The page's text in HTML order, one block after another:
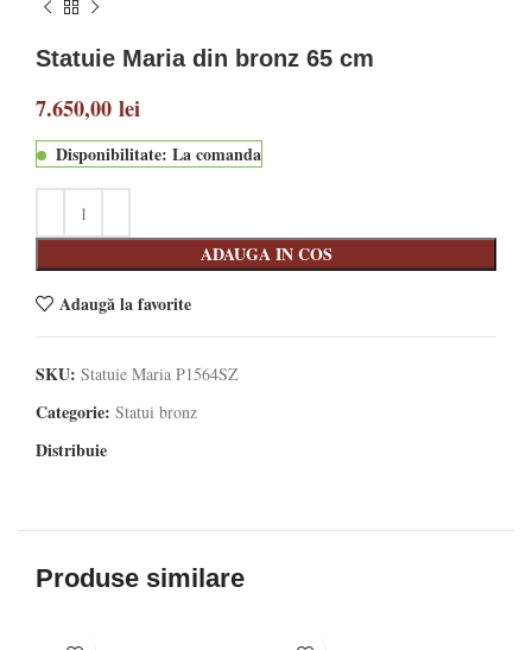
Statuie Maria din bronz 65 cm
7.650,00 lei
Disponibilitate: La comanda
ADAUGA IN COS
Adaugă la favorite
SKU: Statuie Maria P1564SZ
Categorie: Statui bronz
Distribuie
Produse similare